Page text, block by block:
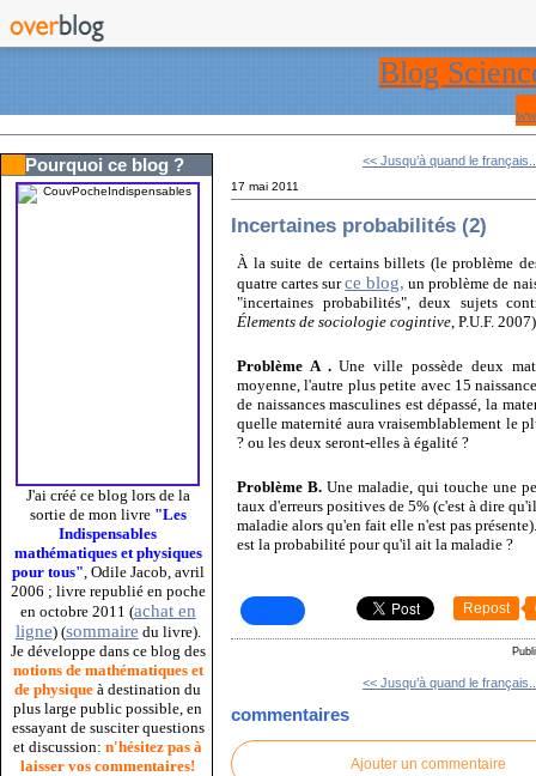
Blog
Pourquoi ce blog ?
J'ai créé ce blog lors de la
sortie de mon livre "Les
Indispensables
mathématiques et physiques
pour tous", Odile Jacob, avril
2006 ; livre republié en poche
en octobre 2011 (achat en
ligne) (sommaire du livre).
Je développe dans ce blog des
notions de mathématiques et
de physique à destination du
plus large public possible, en
essayant de susciter questions
et discussion: n'hésitez pas à
laisser vos commentaires!
<< Jusqu’à quand le
17 mai 2011
Incertaines probabilités (2)
À la suite de certains billets (le problème
quatre cartes surce blog, un problème de
"incertaines probabilités", deux sujets
Élements de sociologie cogintive , P.U.F.
Problème A .Une ville possède deux
moyenne, l'autre plus petite avec 15
de naissances masculines est dépassé, la
quelle maternité aura vraisemblablement le
? ou les deux seront-elles à égalité ?
Problème B. Une maladie, qui touche une
taux d'erreurs positives de 5% (c'est à dire
maladie alors qu'en fait elle n'est pas
est la probabilité pour qu'il ait la maladie ?
Repost
<< Jusqu’à quand le
commentaires
Ajouter un commentaire